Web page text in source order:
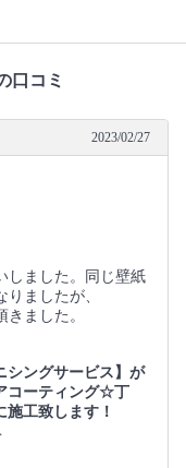
口コミ
2023/02/27
しました。同じ壁紙
ましたが、
ました。
シングサービス】が
コーティング☆丁
工致します！